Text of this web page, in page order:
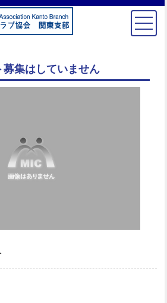
募集はしていません